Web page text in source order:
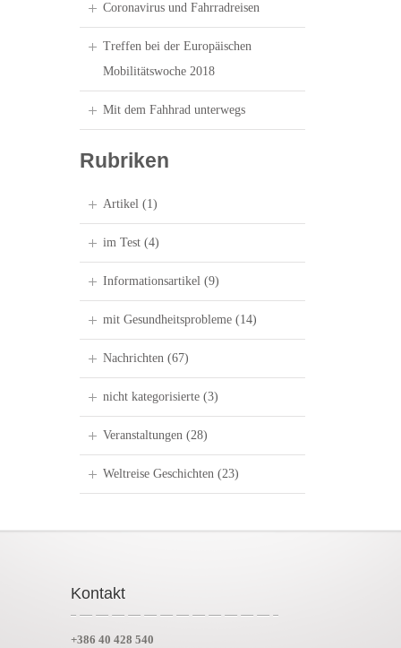
Coronavirus und Fahrradreisen
Treffen bei der Europäischen
Mobilitätswoche 2018
Mit dem Fahhrad unterwegs
Rubriken
Artikel (1)
im Test (4)
Informationsartikel (9)
mit Gesundheitsprobleme (14)
Nachrichten (67)
nicht kategorisierte (3)
Veranstaltungen (28)
Weltreise Geschichten (23)
Kontakt
+386 40 428 540